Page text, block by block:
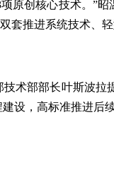
原创核心技术。”
套推进系统技术、
术部部长叶斯波
设，高标准推进后